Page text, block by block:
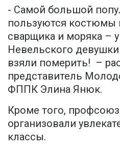
- Самой большой
пользуются костюмы
сварщика и моряка –
Невельского
взяли померить! –
представитель
ФППК Элина Янюк.
Кроме того,
организовали
классы.